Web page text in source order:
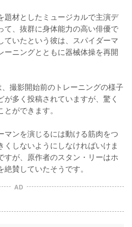
題材としたミュージカルで主演デ
て、抜群に身体能力の高い俳優で
ていたという彼は、スパイダーマ
ーニングとともに器械体操を再開
撮影開始前のトレーニングの様子
多く投稿されていますが、驚く
ができます。
マンを演じるには動ける筋肉をつ
くしないようにしなければいけま
すが、原作者のスタン・リーはホ
賛していたそうです。
AD